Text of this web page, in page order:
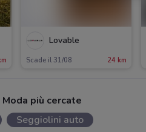
Lovable
Scade il 31/08 24 km
più cercate
Seggiolini auto